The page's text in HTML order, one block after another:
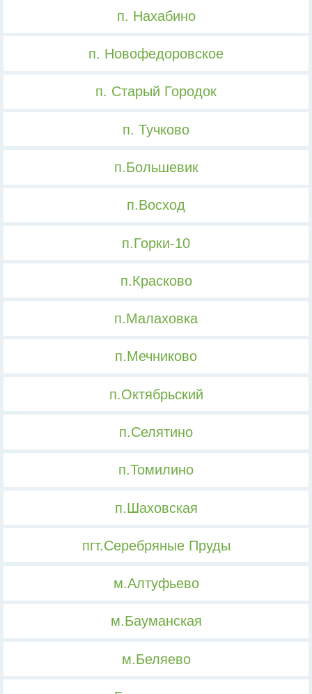
п. Нахабино
п. Новофедоровское
п. Старый Городок
п. Тучково
п.Большевик
п.Восход
п.Горки-10
п.Красково
п.Малаховка
п.Мечниково
п.Октябрьский
п.Селятино
п.Томилино
п.Шаховская
пгт.Серебряные Пруды
м.Алтуфьево
м.Бауманская
м.Беляево